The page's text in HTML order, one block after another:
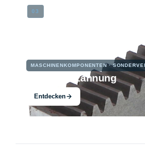
03
MASCHINENKOMPONENTEN ·
Sonderverzahnung
Entdecken